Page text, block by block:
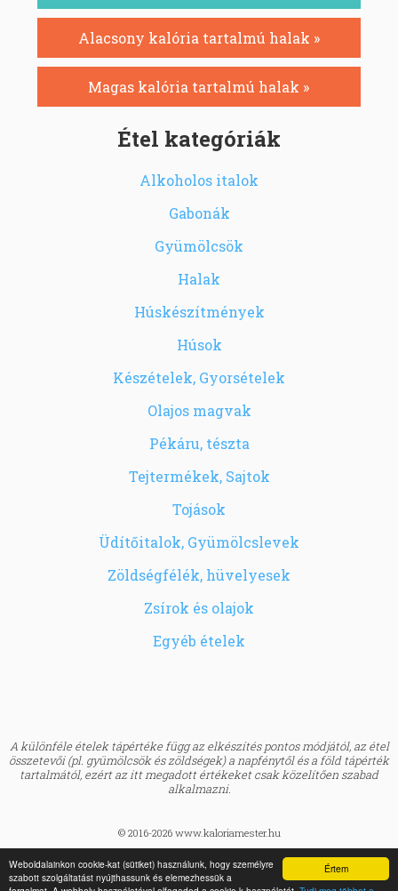
Értem
Weboldalainkon cookie-kat (sütiket) használunk, hogy személyre
szabott szolgáltatást nyújthassunk és elemezhessük a
Alacsony kalória tartalmú halak »
Magas kalória tartalmú halak »
Étel kategóriák
Alkoholos italok
Gabonák
Gyümölcsök
Halak
Húskészítmények
Húsok
Készételek, Gyorsételek
Olajos magvak
Pékáru, tészta
Tejtermékek, Sajtok
Tojások
Üdítőitalok, Gyümölcslevek
Zöldségfélék, hüvelyesek
Zsírok és olajok
Egyéb ételek
A különféle ételek tápértéke függ az elkészítés pontos módjától, az étel
összetevői (pl. gyümölcsök és zöldségek) a napfénytől és a föld tápérték
tartalmától, ezért az itt megadott értékeket csak közelítően szabad
alkalmazni.
© 2016-2026 www.kaloriamester.hu
BMI kalkulátor »